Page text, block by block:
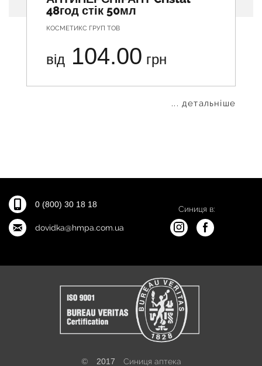
48год стік 50мл
КОСМЕТИКС ГРУП ТОВ
від 104.00 грн
... детальніше
0 (800) 30 18 18
dovidka@hmpa.com.ua
Синиця в:
© 2017 Синиця аптека